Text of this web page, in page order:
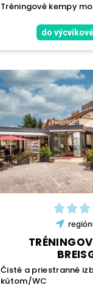
Tréningové kempy
do
Čisté a priestranné
kútom/WC